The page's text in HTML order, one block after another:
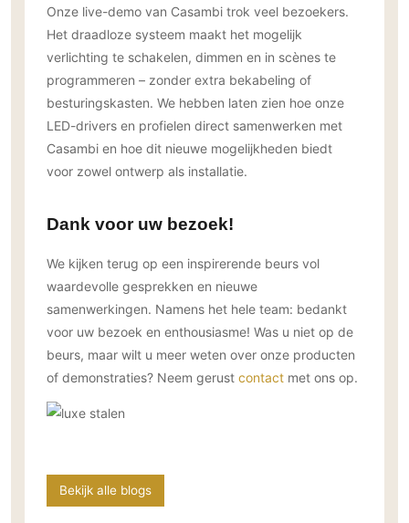
Onze live-demo van Casambi trok veel bezoekers.
Het draadloze systeem maakt het mogelijk
verlichting te schakelen, dimmen en in scènes te
programmeren – zonder extra bekabeling of
besturingskasten. We hebben laten zien hoe onze
LED-drivers en profielen direct samenwerken met
Casambi en hoe dit nieuwe mogelijkheden biedt
voor zowel ontwerp als installatie.
Dank voor uw bezoek!
We kijken terug op een inspirerende beurs vol
waardevolle gesprekken en nieuwe
samenwerkingen. Namens het hele team: bedankt
voor uw bezoek en enthousiasme! Was u niet op de
beurs, maar wilt u meer weten over onze producten
of demonstraties? Neem gerustcontact met ons op.
Bekijk alle blogs